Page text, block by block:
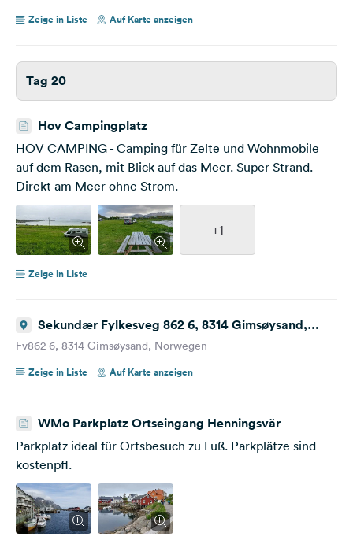
Zeige in Liste Auf Karte anzeigen
Tag 20
Hov Campingplatz
HOV CAMPING - Camping für Zelte und Wohnmobile
auf dem Rasen, mit Blick auf das Meer. Super Strand.
Direkt am Meer ohne Strom.
+1
Zeige in Liste
Sekundær Fylkesveg 862 6, 8314 Gimsøysand,
Norway
Fv862 6, 8314 Gimsøysand, Norwegen
Zeige in Liste
Auf Karte anzeigen
WMo Parkplatz Ortseingang Henningsvär
Parkplatz ideal für Ortsbesuch zu Fuß. Parkplätze sind
kostenpfl.